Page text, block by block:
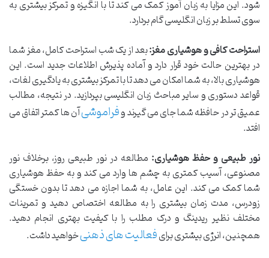
شود. این مزایا به زبان آموز کمک می کند تا با انگیزه و تمرکز بیشتری به
سوی تسلط بر زبان انگلیسی گام بردارد.
استراحت کافی و هوشیاری مغز:بعد از یک شب استراحت کامل، مغز شما
در بهترین حالت خود قرار دارد و آماده پذیرش اطلاعات جدید است. این
هوشیاری بالا، به شما امکان می دهد تا با تمرکز بیشتری به یادگیری لغات،
قواعد دستوری و سایر مباحث زبان انگلیسی بپردازید. در نتیجه، مطالب
عمیق تر در حافظه شما جای می گیرند وفراموشیآن ها کمتر اتفاق می
افتد.
نور طبیعی و حفظ هوشیاری: مطالعه در نور طبیعی روز، برخلاف نور
مصنوعی، آسیب کمتری به چشم ها وارد می کند و به حفظ هوشیاری
شما کمک می کند. این عامل، به شما اجازه می دهد تا بدون خستگی
زودرس، مدت زمان بیشتری را به مطالعه اختصاص دهید و تمرینات
مختلف نظیر ریدینگ و درک مطلب را با کیفیت بهتری انجام دهید.
همچنین، انرژی بیشتری برایفعالیت های ذهنیخواهید داشت.